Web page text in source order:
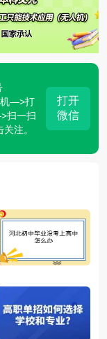
机—>打
扫一扫
注。
打开
微信